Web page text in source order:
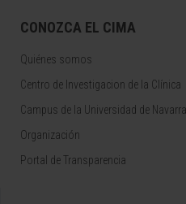
CONOZCA EL CIMA
Quiénes somos
Centro de Investigacion de la Clínica
Campus de la Universidad de Navarra
Organización
Portal de Transparencia